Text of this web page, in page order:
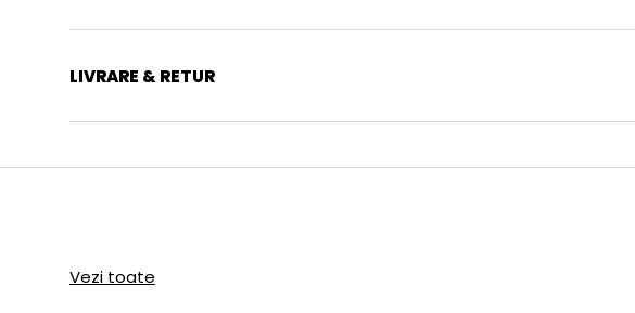
LIVRARE & RETUR
Vezi toate